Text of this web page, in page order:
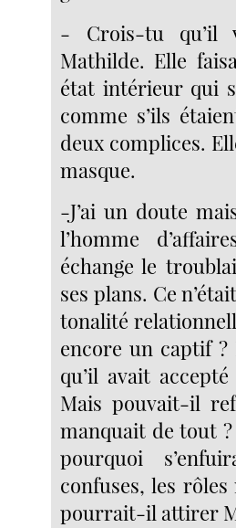
- Crois-tu qu’il
Mathilde. Elle
état intérieur qui
comme s’ils
deux complices.
masque.
-J’ai un doute
l’homme
échange le
ses plans. Ce
tonalité
encore un captif ?
qu’il avait
Mais pouvait-il
manquait de tout
pourquoi
confuses, les
pourrait-il attirer